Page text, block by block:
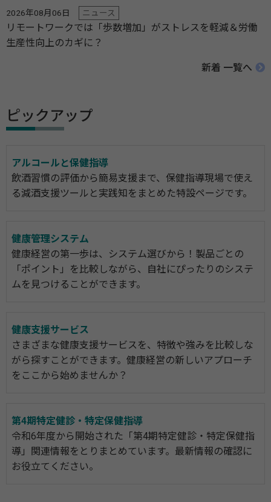
2026年08月06日 ニュース
リモートワークでは「歩数増加」がストレスを軽減＆労働
生産性向上のカギに？
新着 一覧へ
ピックアップ
アルコールと保健指導
飲酒習慣の評価から簡易支援まで、保健指導現場で使え
る減酒支援ツールと実践知をまとめた特設ページです。
健康管理システム
健康経営の第一歩は、システム選びから！製品ごとの
「ポイント」を比較しながら、自社にぴったりのシステ
ムを見つけることができます。
健康支援サービス
さまざまな健康支援サービスを、特徴や強みを比較しな
がら探すことができます。健康経営の新しいアプローチ
をここから始めませんか？
第4期特定健診・特定保健指導
令和6年度から開始された「第4期特定健診・特定保健指
導」関連情報をとりまとめています。最新情報の確認に
お役立てください。